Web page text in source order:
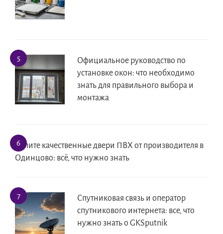
Официальное руководство по
установке окон: что необходимо
знать для правильного выбора и
монтажа
Купите качественные двери ПВХ от производителя в
Одинцово: всё, что нужно знать
Спутниковая связь и оператор
спутникового интернета: все, что
нужно знать о GKSputnik